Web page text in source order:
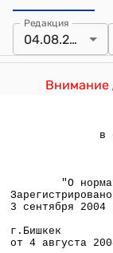
Редакция
04.08.2004
Внимание